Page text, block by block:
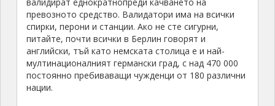
превозното средство. Валидатори има на всички
спирки, перони и станции. Ако не сте сигурни,
питайте, почти всички в Берлин говорят и
английски, тъй като немската столица е и най-
мултинационалният германски град, с над 470 000
постоянно пребиваващи чужденци от 180 различни
нации.